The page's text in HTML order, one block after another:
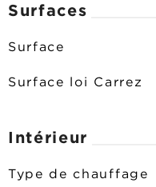
Surfaces
Surface
Surface loi Carrez
Intérieur
Type de chauffage